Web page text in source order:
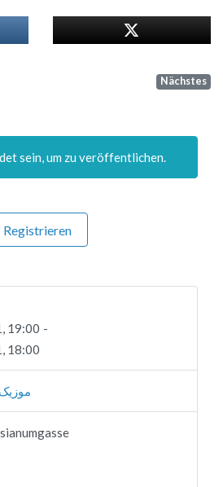
Nächstes
sein, um zu veröffentlichen.
Registrieren
19:00 -
18:00